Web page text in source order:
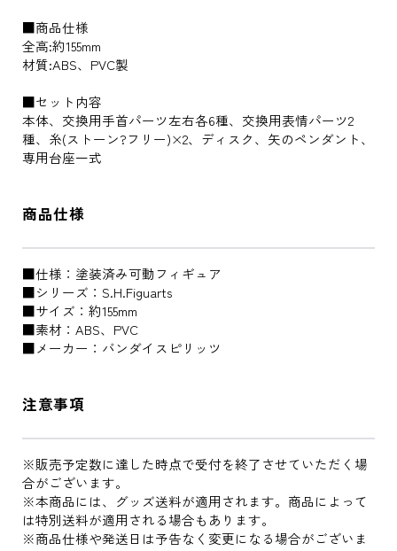
■商品仕様
全高:約155mm
材質:ABS、PVC製
■セット内容
本体、交換用手首パーツ左右各6種、交換用表情パーツ2
種、糸(ストーン?フリー)×2、ディスク、矢のペンダント、
専用台座一式
商品仕様
■仕様：塗装済み可動フィギュア
■シリーズ：S.H.Figuarts
■サイズ：約155mm
■素材：ABS、PVC
■メーカー：バンダイスピリッツ
注意事項
※販売予定数に達した時点で受付を終了させていただく場
合がございます。
※本商品には、グッズ送料が適用されます。商品によって
は特別送料が適用される場合もあります。
※商品仕様や発送日は予告なく変更になる場合がございま